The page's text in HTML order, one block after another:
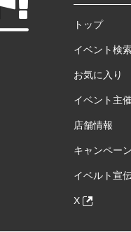
トップ
イベント検
お気に入り
イベント主
店舗情報
キャンペーン
イベルト宣
X